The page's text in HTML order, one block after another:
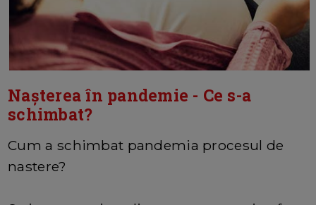
Nașterea în pandemie - Ce s-a
schimbat?
Cum a schimbat pandemia procesul de
nastere?